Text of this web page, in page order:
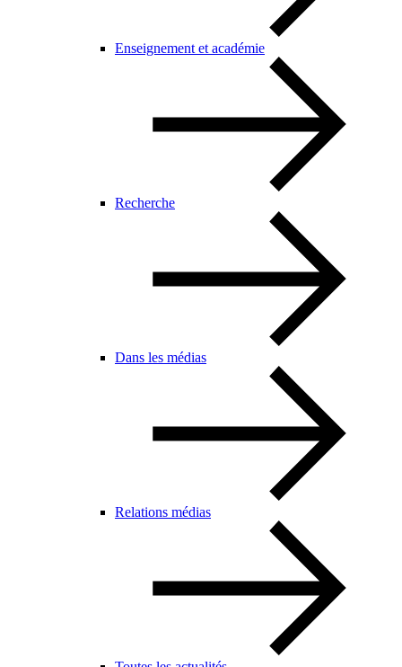
Enseignement et académie
Recherche
Dans les médias
Relations médias